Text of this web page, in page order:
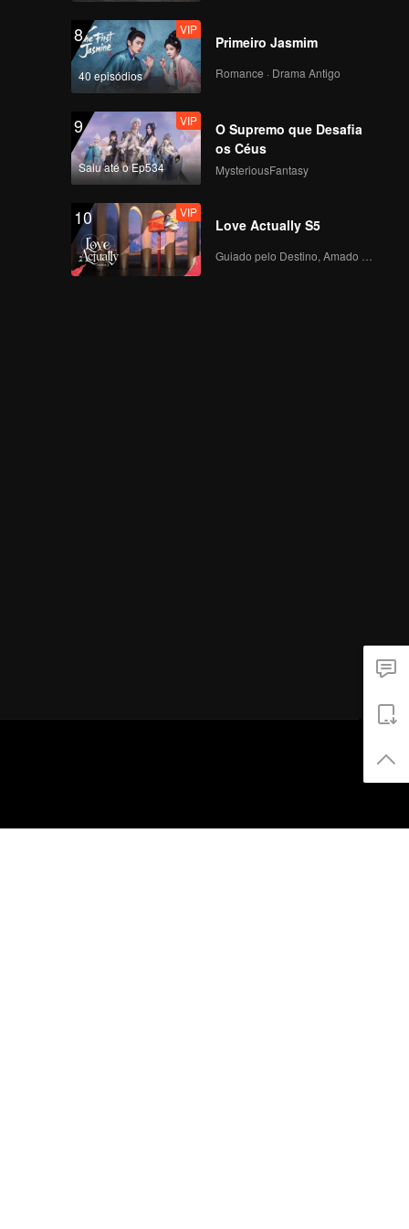
Câmera Focada de
HIKARI no Primeiro
Câmera Focada de
XIN no Primeiro Palco
de CHUANG ASIA S2
8
40 episódios
VIP
Primeiro Jasmim
Romance · Drama Antigo
9
Saiu até o Ep534
VIP
O Supremo que Desafia
os Céus
MysteriousFantasy
10 VIP
Love Actually S5